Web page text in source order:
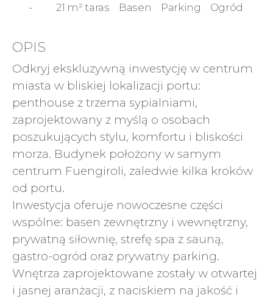
- 21 m² taras Basen Parking Ogród
OPIS
Odkryj ekskluzywną inwestycję w centrum
miasta w bliskiej lokalizacji portu:
penthouse z trzema sypialniami,
zaprojektowany z myślą o osobach
poszukujących stylu, komfortu i bliskości
morza. Budynek położony w samym
centrum Fuengiroli, zaledwie kilka kroków
od portu.
Inwestycja oferuje nowoczesne części
wspólne: basen zewnętrzny i wewnętrzny,
prywatną siłownię, strefę spa z sauną,
gastro-ogród oraz prywatny parking.
Wnętrza zaprojektowane zostały w otwartej
i jasnej aranżacji, z naciskiem na jakość i